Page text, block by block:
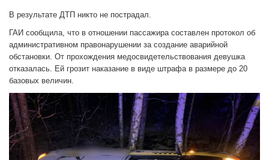
В результате ДТП никто не пострадал.
ГАИ сообщила, что в отношении пассажира составлен протокол об
административном правонарушении за создание аварийной
обстановки. От прохождения медосвидетельствования девушка
отказалась. Ей грозит наказание в виде штрафа в размере до 20
базовых величин.